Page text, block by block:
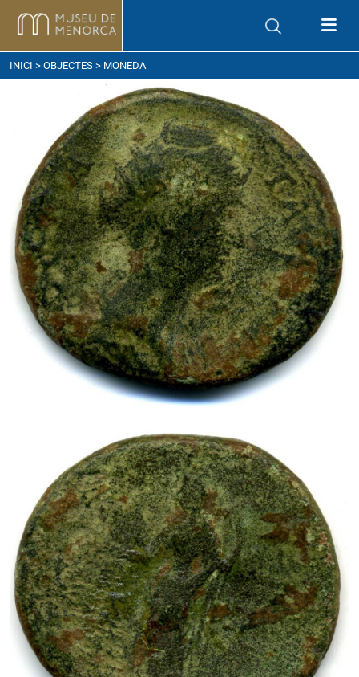
arribar
INICI > OBJECTES > MONEDA